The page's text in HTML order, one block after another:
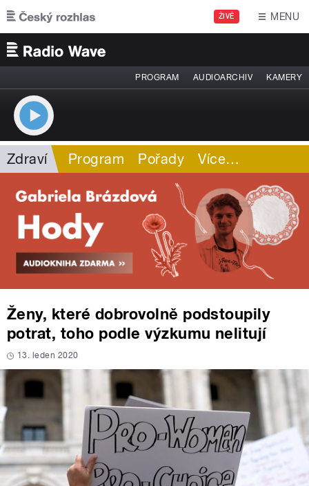
Přejít k hlavnímu obsahu
ŽIVĚ MENU
PROGRAM AUDIOARCHIV KAMERY
Zdraví Program Pořady Více…
Ženy, které dobrovolně podstoupily
potrat, toho podle výzkumu nelitují
13. leden 2020